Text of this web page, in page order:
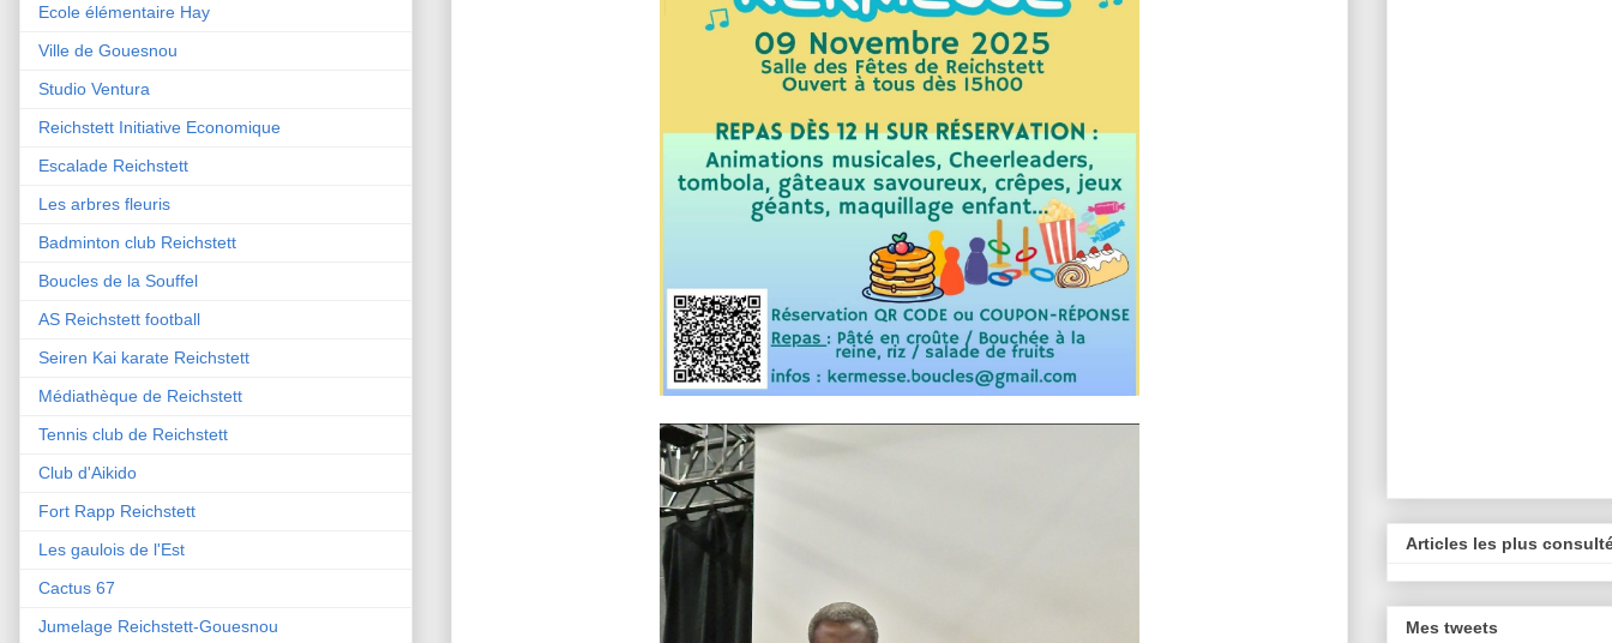
Ecole élémentaire Hay
Ville de Gouesnou
Studio Ventura
Reichstett Initiative Economique
Escalade Reichstett
Les arbres fleuris
Badminton club Reichstett
Boucles de la Souffel
AS Reichstett football
Seiren Kai karate Reichstett
Médiathèque de Reichstett
Tennis club de Reichstett
Club d'Aikido
Fort Rapp Reichstett
Les gaulois de l'Est
Cactus 67
Jumelage Reichstett-Gouesnou
Articles les plus
Mes tweets